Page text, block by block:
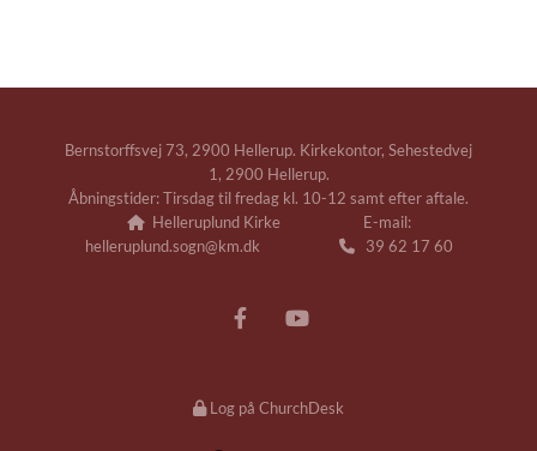
Bernstorffsvej 73, 2900 Hellerup. Kirkekontor, Sehestedvej
1, 2900 Hellerup.
Åbningstider: Tirsdag til fredag kl. 10-12 samt efter aftale.
Helleruplund Kirke E-mail:
helleruplund.sogn@km.dk
39 62 17 60
Log på ChurchDesk